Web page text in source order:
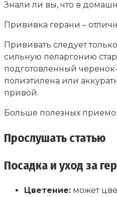
Знали ли вы, что в
Прививка герани –
Прививать следует
сильную пеларгонию
подготовленный
полиэтилена или
привой.
Больше полезных
Прослушать статью
Посадка и уход за
Цветение: может